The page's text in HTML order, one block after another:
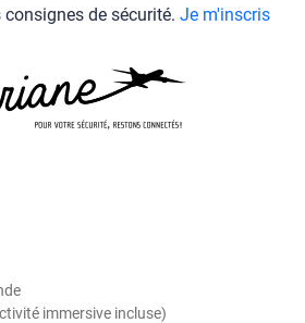
de sécurité. Je m'inscris
immersive incluse)